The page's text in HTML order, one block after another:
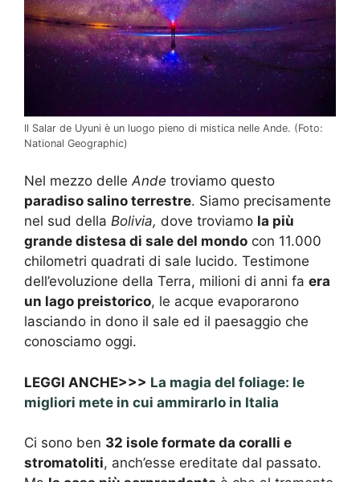
Il Salar de Uyuni è un luogo pieno di mistica nelle Ande. (Foto:
National Geographic)
Nel mezzo delleAnde troviamo questo
paradiso salino terrestre. Siamo precisamente
nel sud della Bolivia, dove troviamo la più
grande distesa di sale del mondo con 11.000
chilometri quadrati di sale lucido. Testimone
dell’evoluzione della Terra, milioni di anni fa era
un lago preistorico, le acque evaporarono
lasciando in dono il sale ed il paesaggio che
conosciamo oggi.
LEGGI ANCHE>>> La magia del foliage: le
migliori mete in cui ammirarlo in Italia
Ci sono ben 32 isole formate da coralli e
stromatoliti, anch’esse ereditate dal passato.